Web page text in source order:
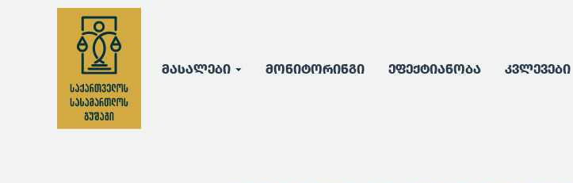
მასალები მონიტორინგი ეფექტიანობა კვლევები